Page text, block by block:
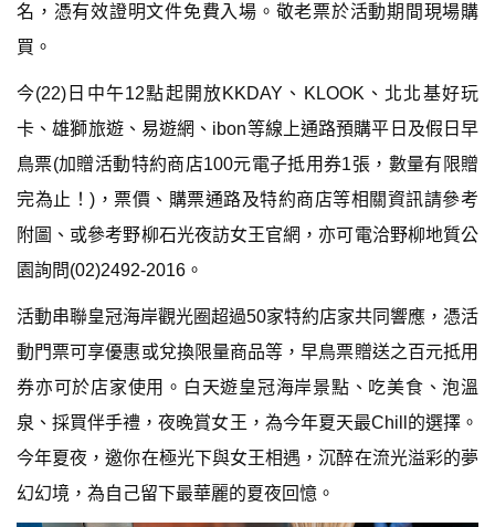
名，憑有效證明文件免費入場。敬老票於活動期間現場購
買。
今(22)日中午12點起開放KKDAY、KLOOK、北北基好玩
卡、雄獅旅遊、易遊網、ibon等線上通路預購平日及假日早
鳥票(加贈活動特約商店100元電子抵用券1張，數量有限贈
完為止！)，票價、購票通路及特約商店等相關資訊請參考
附圖、或參考野柳石光夜訪女王官網，亦可電洽野柳地質公
園詢問(02)2492-2016。
活動串聯皇冠海岸觀光圈超過50家特約店家共同響應，憑活
動門票可享優惠或兌換限量商品等，早鳥票贈送之百元抵用
券亦可於店家使用。白天遊皇冠海岸景點、吃美食、泡溫
泉、採買伴手禮，夜晚賞女王，為今年夏天最Chill的選擇。
今年夏夜，邀你在極光下與女王相遇，沉醉在流光溢彩的夢
幻幻境，為自己留下最華麗的夏夜回憶。